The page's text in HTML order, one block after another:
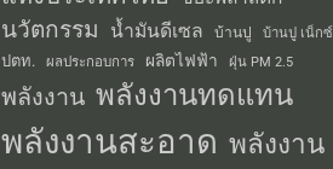
นวัตกรรม น้ำมันดีเซล บ้านปู บ้านปู เน็กซ์
ปตท. ผลประกอบการ ผลิตไฟฟ้า ฝุ่น PM 2.5
พลังงาน พลังงานทดแทน
พลังงานสะอาด พลังงาน